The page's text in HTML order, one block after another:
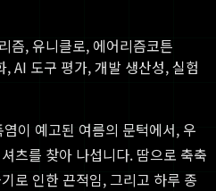
즘, 유니클로, 에어리즘코튼
AI 도구 평가, 개발 생산성, 실험
이 예고된 여름의 문턱에서, 우
츠를 찾아 나섭니다. 땀으로 축축
로 인한 끈적임, 그리고 하루 종